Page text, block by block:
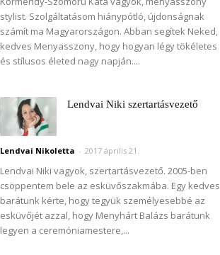
stylist. Szolgáltatásom hiánypótló, újdonságnak
számít ma Magyarországon. Abban segítek Neked,
kedves Menyasszony, hogy hogyan légy tökéletes
és stílusos életed nagy napján....
Lendvai Niki szertartásvezető
Lendvai Nikoletta - 2017 április 21.
Lendvai Niki vagyok, szertartásvezető. 2005-ben
csöppentem bele az esküvőszakmába. Egy kedves
barátunk kérte, hogy tegyük személyesebbé az
esküvőjét azzal, hogy Menyhárt Balázs barátunk
legyen a ceremóniamestere,...